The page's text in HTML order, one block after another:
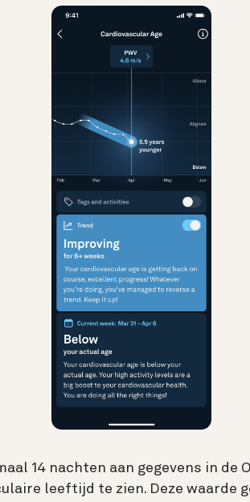
14 nachten aan gegevens in de
leeftijd te zien. Deze waarde